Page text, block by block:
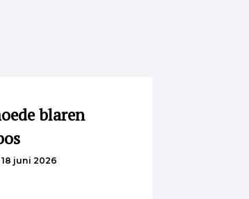
blaren
juni 2026